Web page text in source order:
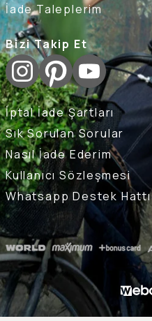
İade Taleplerim
Bizi Takip Et
İptal İade Şartları
Sık Sorulan Sorular
Nasıl İade Ederim
Kullanıcı Sözleşmesi
Whatsapp Destek Hattı